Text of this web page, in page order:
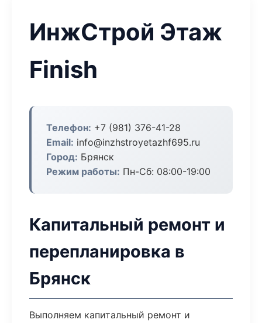
ИнжСтрой Этаж
Finish
Телефон: +7 (981) 376-41-28
Email: info@inzhstroyetazhf695.ru
Город: Брянск
Режим работы: Пн-Сб: 08:00-19:00
Капитальный ремонт и
перепланировка в
Брянск
Выполняем капитальный ремонт и